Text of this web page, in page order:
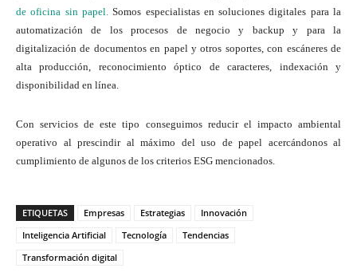
de oficina sin papel. Somos especialistas en soluciones digitales para la
automatización de los procesos de negocio y backup y para la
digitalización de documentos en papel y otros soportes, con escáneres de
alta producción, reconocimiento óptico de caracteres, indexación y
disponibilidad en línea.
Con servicios de este tipo conseguimos reducir el impacto ambiental
operativo al prescindir al máximo del uso de papel acercándonos al
cumplimiento de algunos de los criterios ESG mencionados.
ETIQUETAS Empresas Estrategias
Innovación
Inteligencia Artificial
Tecnología
Tendencias
Transformación digital